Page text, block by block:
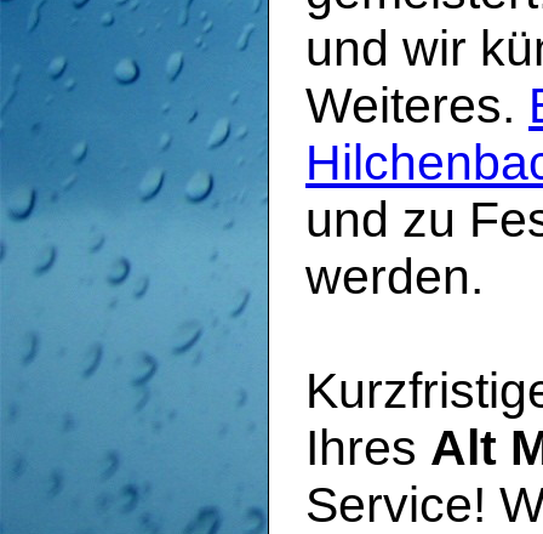
und wir
Weiteres.
und zu
werden.
Ihres Alt
Service!